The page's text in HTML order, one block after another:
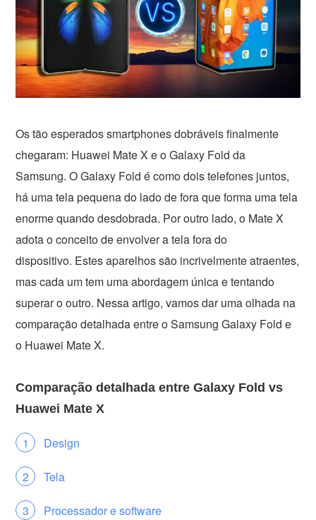
Os tão esperados smartphones dobráveis ​​finalmente
chegaram: Huawei Mate X e o Galaxy Fold da
Samsung. O Galaxy Fold é como dois telefones juntos,
há uma tela pequena do lado de fora que forma uma tela
enorme quando desdobrada. Por outro lado, o Mate X
adota o conceito de envolver a tela fora do
dispositivo. Estes aparelhos são incrivelmente atraentes,
mas cada um tem uma abordagem única e tentando
superar o outro. Nessa artigo, vamos dar uma olhada na
comparação detalhada entre o Samsung Galaxy Fold e
o Huawei Mate X.
Comparação detalhada entre Galaxy Fold vs
Huawei Mate X
Design
Tela
Processador e software